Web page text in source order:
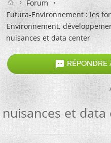
Forum
Futura-Environnement : les
Environnement,
nuisances et data center
 RÉPONDRE
nuisances et data